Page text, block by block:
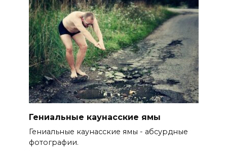
Гениальные каунасские ямы
Гениальные каунасские ямы - абсурдные
фотографии.